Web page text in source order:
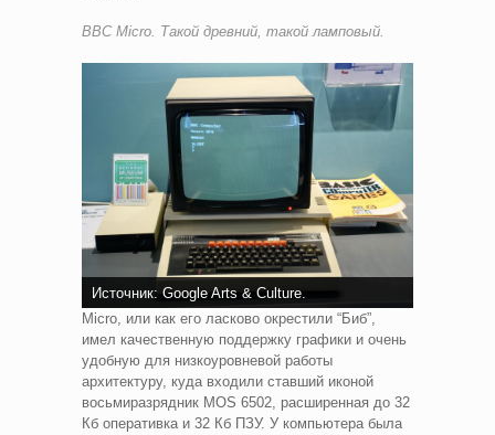
BBC Micro. Такой древний, такой ламповый.
Источник: Google Arts & Culture.
Micro, или как его ласково окрестили “Биб”,
имел качественную поддержку графики и очень
удобную для низкоуровневой работы
архитектуру, куда входили ставший иконой
восьмиразрядник MOS 6502, расширенная до 32
Кб оперативка и 32 Кб ПЗУ. У компьютера была